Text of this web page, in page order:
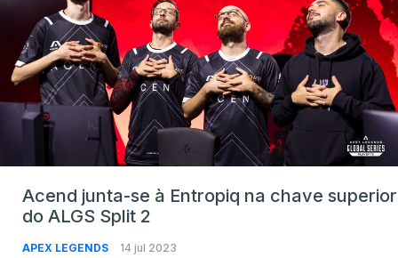
Acend junta-se à Entropiq na chave superior
do ALGS Split 2
APEX LEGENDS 14 jul 2023